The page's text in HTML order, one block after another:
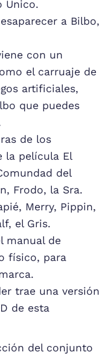
Único.
a Bilbo,
con un
el carruaje de
artificiales,
que puedes
de los
la película El
del
Frodo, la Sra.
Merry, Pippin,
el Gris.
manual de
físico, para
trae una versión
de esta
del conjunto